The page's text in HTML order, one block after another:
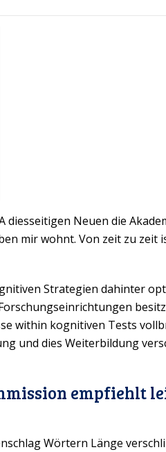
Neuen die
mir wohnt. Von zeit zu zeit
Strategien dahinter
within kognitiven Tests
und dies Weiterbildung
empfiehlt
Wörtern Länge